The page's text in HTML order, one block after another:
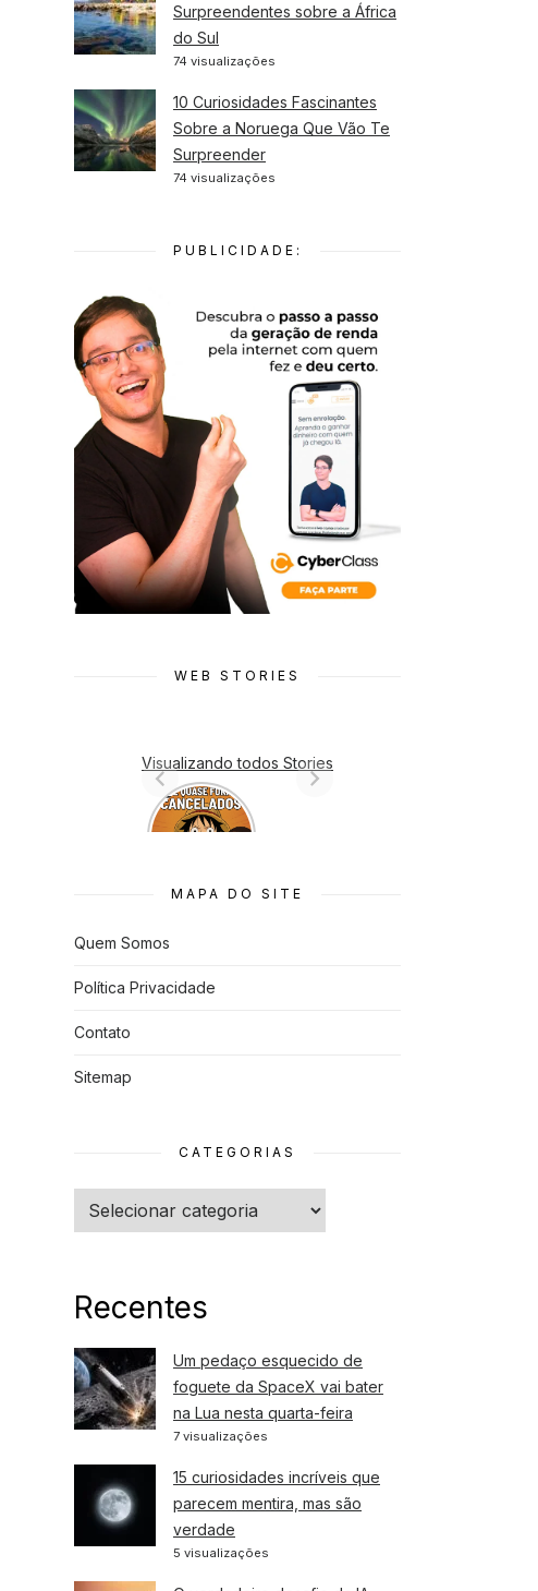
Surpreendentes sobre a África
do Sul
74 visualizações
10 Curiosidades Fascinantes
Sobre a Noruega Que Vão Te
Surpreender
74 visualizações
PUBLICIDADE:
WEB STORIES
Visualizando todos Stories
7 Animes
que quase
MAPA DO SITE
Quem Somos
Política Privacidade
Contato
Sitemap
CATEGORIAS
Categorias
Recentes
Um pedaço esquecido de
foguete da SpaceX vai bater
na Lua nesta quarta-feira
7 visualizações
15 curiosidades incríveis que
parecem mentira, mas são
verdade
5 visualizações